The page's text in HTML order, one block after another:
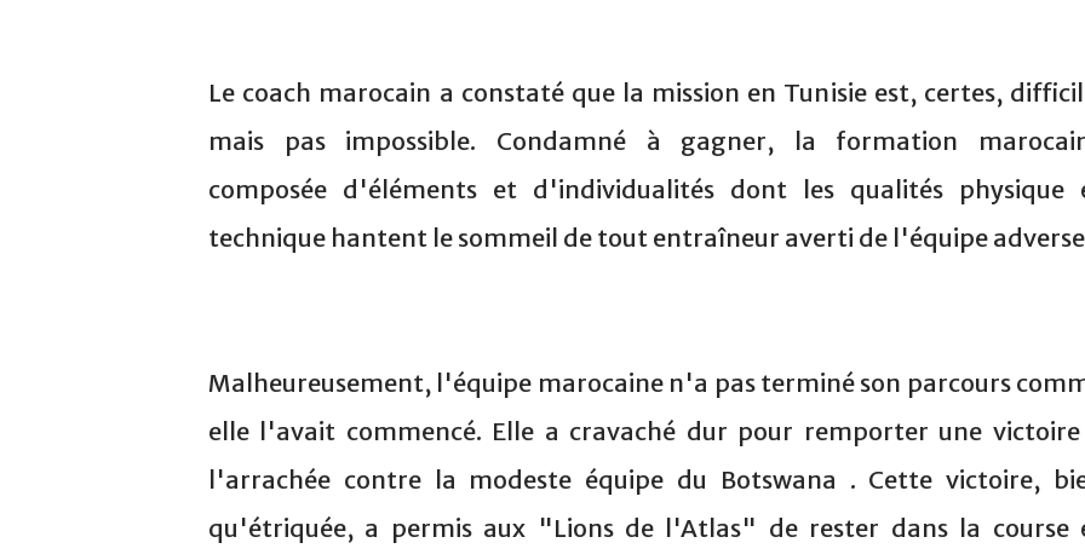
Le coach marocain a constaté que la mission en Tunisie est, certes,
mais pas impossible. Condamné à gagner, la formation
composée d'éléments et d'individualités dont les qualités physique
technique hantent le sommeil de tout entraîneur averti de l'équipe
Malheureusement, l'équipe marocaine n'a pas terminé son parcours
elle l'avait commencé. Elle a cravaché dur pour remporter une victoire
l'arrachée contre la modeste équipe du Botswana . Cette victoire,
qu'étriquée, a permis aux "Lions de l'Atlas" de rester dans la course